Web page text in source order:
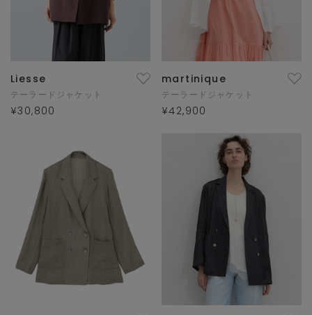
Liesse
テーラードジャケット
¥30,800
martinique
テーラードジャケット
¥42,900